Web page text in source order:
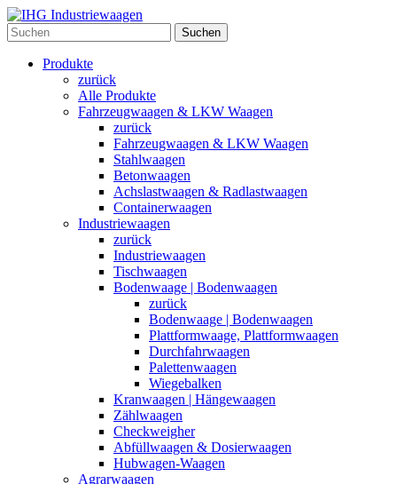
Suchen
Produkte
zurück
Alle Produkte
Fahrzeugwaagen & LKW Waagen
zurück
Fahrzeugwaagen & LKW Waagen
Stahlwaagen
Betonwaagen
Achslastwaagen & Radlastwaagen
Containerwaagen
Industriewaagen
zurück
Industriewaagen
Tischwaagen
Bodenwaage | Bodenwaagen
zurück
Bodenwaage | Bodenwaagen
Plattformwaage, Plattformwaagen
Durchfahrwaagen
Palettenwaagen
Wiegebalken
Kranwaagen | Hängewaagen
Zählwaagen
Checkweigher
Abfüllwaagen & Dosierwaagen
Hubwagen-Waagen
Agrarwaagen